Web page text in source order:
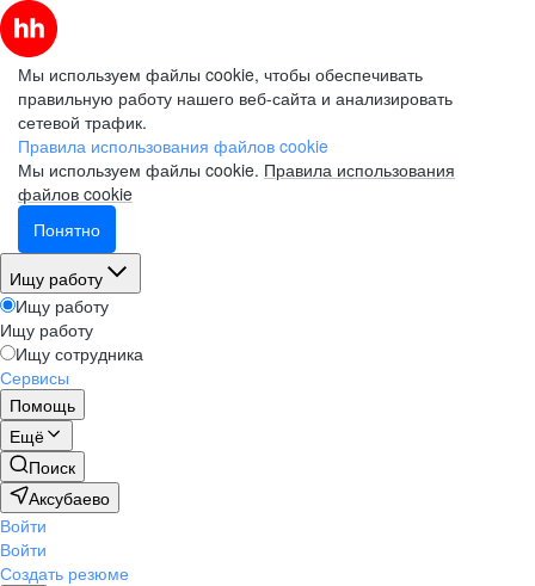
Мы используем файлы cookie, чтобы обеспечивать
правильную работу нашего веб-сайта и анализировать
сетевой трафик.
Правила использования файлов cookie
Мы используем файлы cookie. Правила использования
файлов cookie
Понятно
Ищу работу
Ищу работу
Ищу работу
Ищу сотрудника
Сервисы
Помощь
Ещё
Поиск
Аксубаево
Войти
Войти
Создать резюме